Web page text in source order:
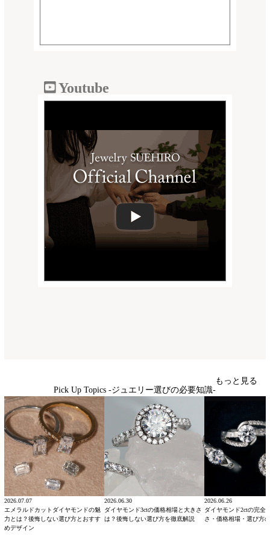
Youtube
Pick Up Topics -ジュエリー選びの必要知識-
もっと見る
2026.07.07
エメラルドカットダイヤモンドの魅
力とは？後悔しない選び方とおすす
めデザイン
2026.06.30
ダイヤモンド3ctの価格相場と大きさ
は？後悔しない選び方を徹底解説
2026.06.26
ダイヤモンド2ctの完全
さ・価格相場・選び方